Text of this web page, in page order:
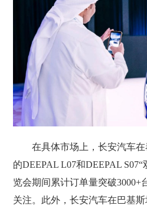
在具体市场上，长安汽车
的DEEPAL L07和DEEPAL
览会期间累计订单量突破3000+
关注。此外，长安汽车在巴基